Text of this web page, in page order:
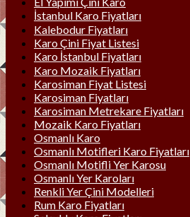
İstanbul Karo Fiyatları
Kalebodur Fiyatları
Karo Çini Fiyat Listesi
Karo İstanbul Fiyatları
Karo Mozaik Fiyatları
Karosiman Fiyat Listesi
Karosiman Fiyatları
Karosiman Metrekare Fiyatları
Mozaik Karo Fiyatları
Osmanlı Karo
Osmanlı Motifleri Karo Fiyatları
Osmanlı Motifli Yer Karosu
Osmanlı Yer Karoları
Renkli Yer Çini Modelleri
Rum Karo Fiyatları